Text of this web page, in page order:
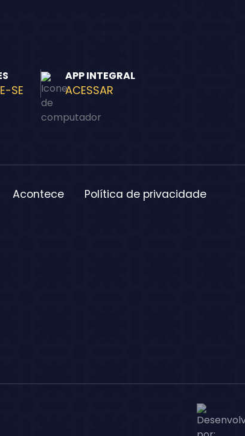
SE
APP INTEGRAL
ACESSAR
Acontece Política de privacidade